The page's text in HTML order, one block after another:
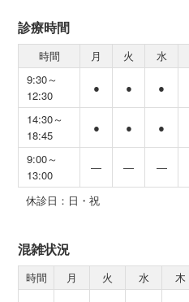
診療時間
時間 月 火 水
9:30～
12:30
● ● ●
14:30～
18:45
● ● ●
9:00～
13:00
― ― ―
休診日：日・祝
混雑状況
時間 月 火 水 木